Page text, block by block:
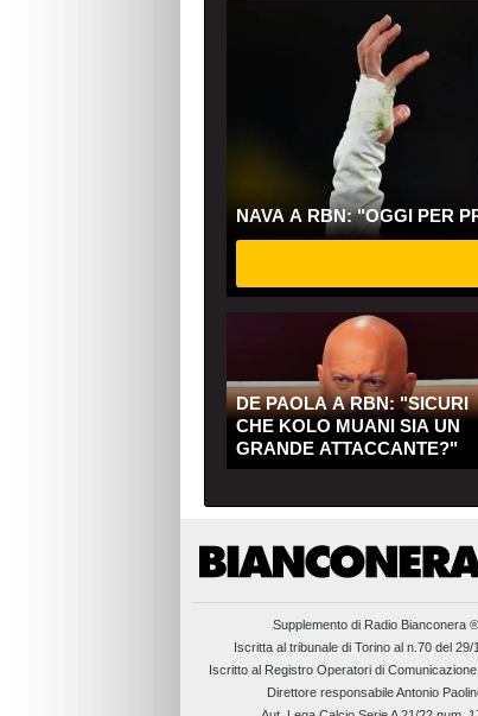
NAVA A RBN: "OGGI PER
DE PAOLA A RBN: "SICURI
CHE KOLO MUANI SIA UN
GRANDE ATTACCANTE?"
Supplemento di Radio Bianconera ®
Iscritta al tribunale di Torino al n.70 del 29/
Iscritto al Registro Operatori di
Direttore responsabile Antonio